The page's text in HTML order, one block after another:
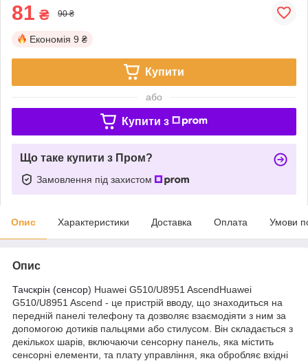
81 ₴ 90 ₴
Економія 9 ₴
Купити
або
Купити з
Що таке купити з Пром?
Замовлення під захистом
Опис Характеристики Доставка Оплата Умови
Опис
Тачскрін (сенсор) Huawei G510/U8951 AscendHuawei
G510/U8951 Ascend - це пристрій вводу, що знаходиться на
передній панелі телефону та дозволяє взаємодіяти з ним за
допомогою дотиків пальцями або стилусом. Він складається з
декількох шарів, включаючи сенсорну панель, яка містить
сенсорні елементи, та плату управління, яка обробляє вхідні